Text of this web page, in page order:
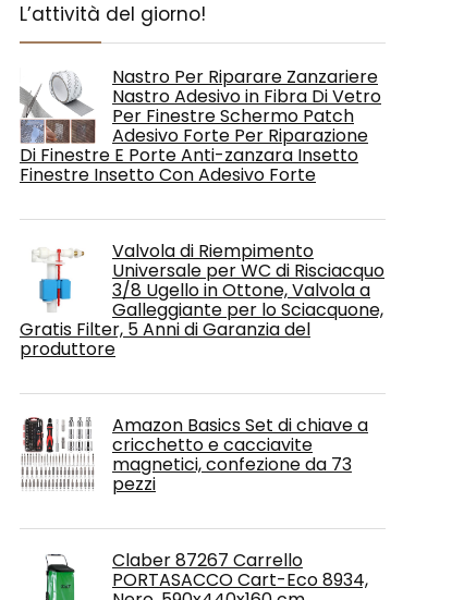
L’attività del giorno!
Nastro Per Riparare Zanzariere
Nastro Adesivo in Fibra Di Vetro
Per Finestre Schermo Patch
Adesivo Forte Per Riparazione
Di Finestre E Porte Anti-zanzara Insetto
Finestre Insetto Con Adesivo Forte
Valvola di Riempimento
Universale per WC di Risciacquo
3/8 Ugello in Ottone, Valvola a
Galleggiante per lo Sciacquone,
Gratis Filter, 5 Anni di Garanzia del
produttore
Amazon Basics Set di chiave a
cricchetto e cacciavite
magnetici, confezione da 73
pezzi
Claber 87267 Carrello
PORTASACCO Cart-Eco 8934,